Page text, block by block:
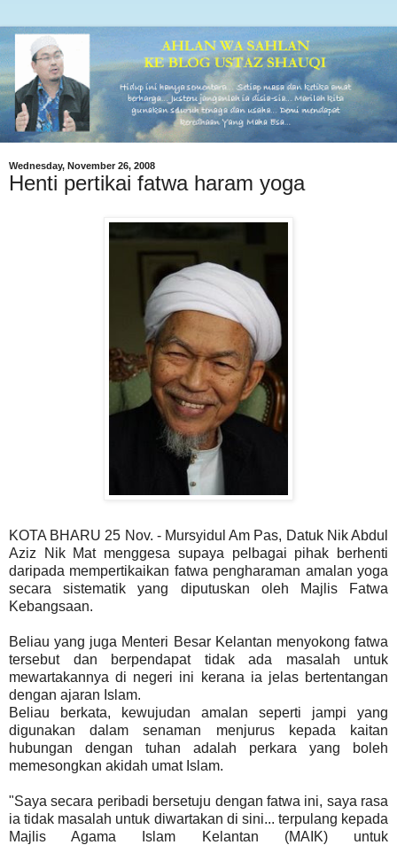
Wednesday, November 26, 2008
Henti pertikai fatwa haram yoga
KOTA BHARU 25 Nov. - Mursyidul Am Pas, Datuk Nik Abdul
Aziz Nik Mat menggesa supaya pelbagai pihak berhenti
daripada mempertikaikan fatwa pengharaman amalan yoga
secara sistematik yang diputuskan oleh Majlis Fatwa
Kebangsaan.
Beliau yang juga Menteri Besar Kelantan menyokong fatwa
tersebut dan berpendapat tidak ada masalah untuk
mewartakannya di negeri ini kerana ia jelas bertentangan
dengan ajaran Islam.
Beliau berkata, kewujudan amalan seperti jampi yang
digunakan dalam senaman menjurus kepada kaitan
hubungan dengan tuhan adalah perkara yang boleh
memesongkan akidah umat Islam.
"Saya secara peribadi bersetuju dengan fatwa ini, saya rasa
ia tidak masalah untuk diwartakan di sini... terpulang kepada
Majlis Agama Islam Kelantan (MAIK) untuk